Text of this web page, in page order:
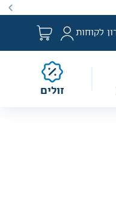
מעת לעת לתקופה
לקוחות
זולים